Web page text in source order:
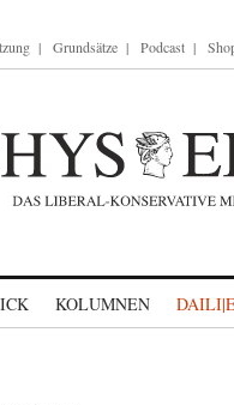
Grundsätze Podcast
KOLUMNEN